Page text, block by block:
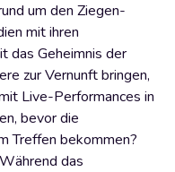
um den Ziegen-
mit ihren
das Geheimnis der
zur Vernunft bringen,
Live-Performances in
bevor die
Treffen bekommen?
das